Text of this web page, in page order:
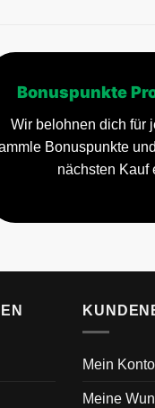
Bonuspunkte
Wir belohnen dich für
Bonuspunkte
nächsten Kauf
Mein Konto
Meine